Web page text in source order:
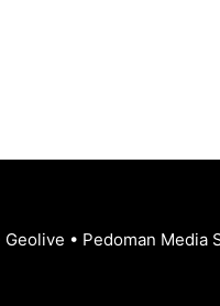
Geolive • Pedoman Media